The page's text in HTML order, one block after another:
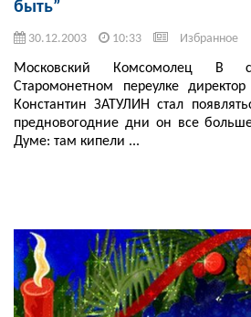
быть”
30.12.2003 10:33 Избранное
Московский Комсомолец В
Старомонетном переулке
Константин ЗАТУЛИН стал
предновогодние дни он все
Думе: там кипели ...